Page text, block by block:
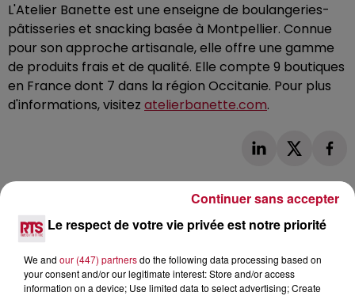
L'Atelier Banette est une enseigne de boulangeries-
pâtisseries et snacking basée à Montpellier. Connue
pour son approche artisanale, elle offre une gamme
de produits frais et de qualité. Elle compte 9 boutiques
en France dont 7 dans la région Occitanie. Pour plus
d'informations, visitez atelierbanette.com.
Le respect de votre vie privée est notre priorité
We and our (447) partnersdo the following data processing based on
your consent and/or our legitimate interest: Store and/or access
information on a device; Use limited data to select advertising; Create
Continuer sans accepter